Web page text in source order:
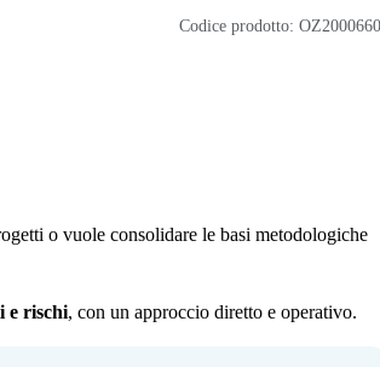
Codice prodotto:
o vuole consolidare le basi metodologiche
e rischi, con un approccio diretto e operativo.